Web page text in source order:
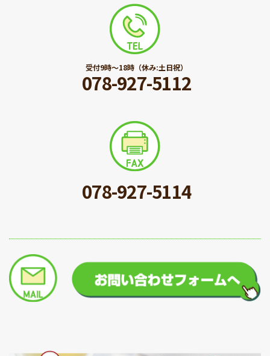
受付9時〜18時（休み:土日祝）
078-927-5112
078-927-5114